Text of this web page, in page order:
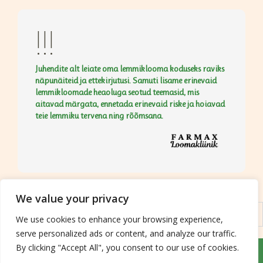
We value your privacy
We use cookies to enhance your browsing experience,
serve personalized ads or content, and analyze our traffic.
By clicking "Accept All", you consent to our use of cookies.
!!!
Juhendite alt leiate oma lemmiklooma koduseks raviks
näpunäiteid ja ettekirjutusi. Samuti lisame erinevaid
lemmikloomade heaoluga seotud teemasid, mis
aitavad märgata, ennetada erinevaid riske ja hoiavad
teie lemmiku tervena ning rõõmsana.
Operatsioonijärgne kodujuhend